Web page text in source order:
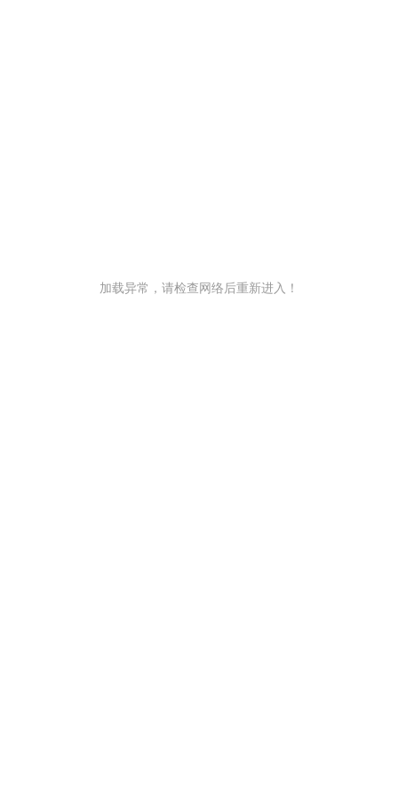
加载异常，请检查网络后重新进入！